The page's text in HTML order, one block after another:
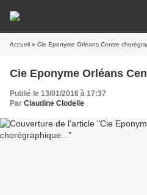
Accueil » Cie Eponyme Orléans​ Centre
Cie Eponyme Orléans​
Publié le 13/01/2016 à 17:37
Par Claudine Clodelle